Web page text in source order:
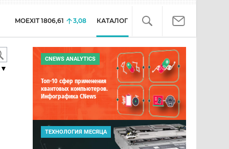
MOEXIT 1806,61 3,08 КАТАЛОГ
CNEWS ANALYTICS
Топ-10 сфер применения
квантовых компьютеров.
Инфографика CNews
ТЕХНОЛОГИЯ МЕСЯЦА